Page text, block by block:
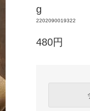
g
2202090019322
480円